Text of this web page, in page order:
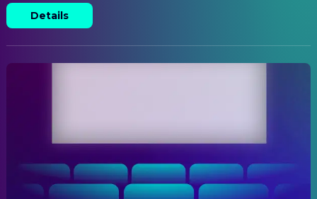
Details